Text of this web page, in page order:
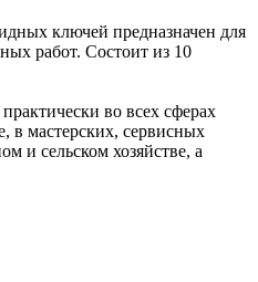
ключей предназначен для
работ. Состоит из 10
во всех сферах
в мастерских, сервисных
и сельском хозяйстве, а